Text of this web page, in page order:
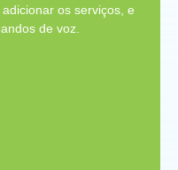
os serviços, e
de voz.